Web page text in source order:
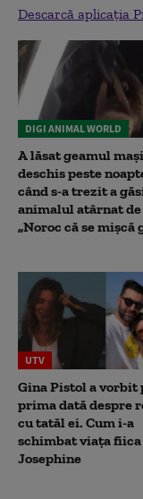
Descarcă aplicația
DIGI ANIMAL WORLD
A lăsat geamul
deschis peste
când s-a trezit a
animalul atârnat de
„Noroc că se mișcă
UTV
Gina Pistol a vorbit
prima dată despre
cu tatăl ei. Cum i-a
schimbat viața fiica
Josephine